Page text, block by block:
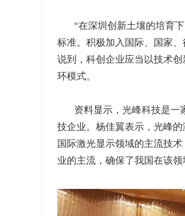
“在深圳创新土壤的培育
标准。积极加入国际、国家
说到，科创企业应当以技术
环模式。
资料显示，光峰科技是一
技企业。杨佳翼表示，光峰
国际激光显示领域的主流技
业的主流，确保了我国在该领